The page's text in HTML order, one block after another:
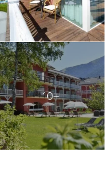
10+